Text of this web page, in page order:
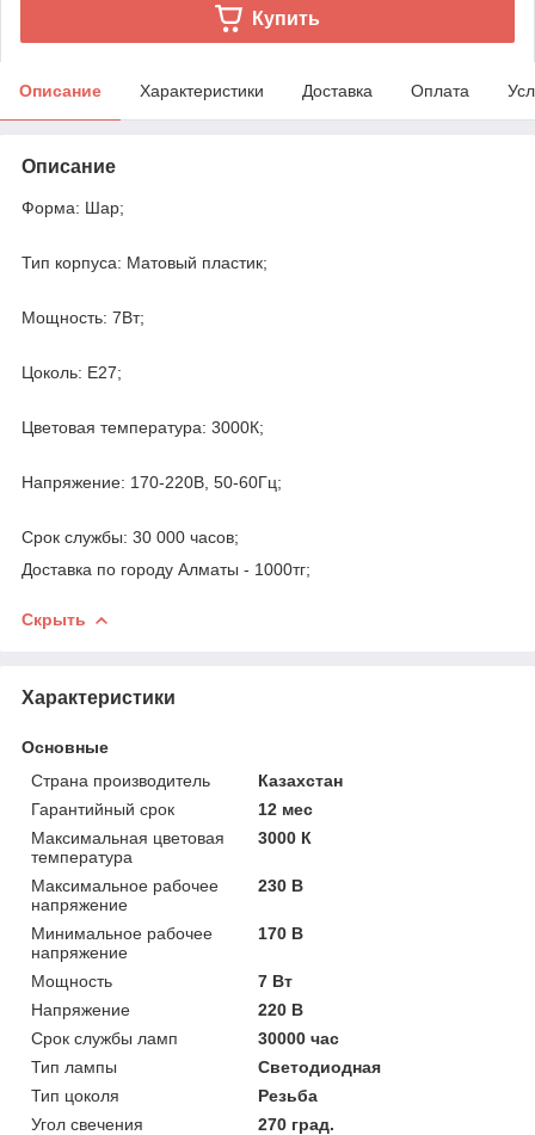
Купить
Описание Характеристики Доставка Оплата
Описание
Форма: Шар;
Тип корпуса: Матовый пластик;
Мощность: 7Вт;
Цоколь: Е27;
Цветовая температура: 3000К;
Напряжение: 170-220В, 50-60Гц;
Срок службы: 30 000 часов;
Доставка по городу Алматы - 1000тг;
Скрыть
Характеристики
Основные
Страна производитель
Казахстан
Гарантийный срок
12 мес
Максимальная цветовая
температура
3000 К
Максимальное рабочее
напряжение
230 В
Минимальное рабочее
напряжение
170 В
Мощность
7 Вт
Напряжение
220 В
Срок службы ламп
30000 час
Тип лампы
Светодиодная
Тип цоколя
Резьба
Угол свечения
270 град.